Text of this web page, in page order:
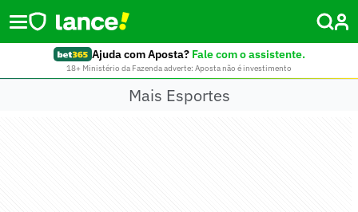
Ajuda com Aposta? Fale com o assistente.
18+ Ministério da Fazenda adverte: Aposta não é investimento
Mais Esportes